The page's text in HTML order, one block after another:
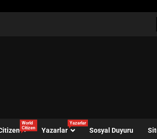
World
Citizen
Yazarlar
Yazarlar
Sosyal Duyuru